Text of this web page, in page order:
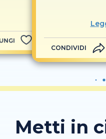
CONDIVIDI
Metti in